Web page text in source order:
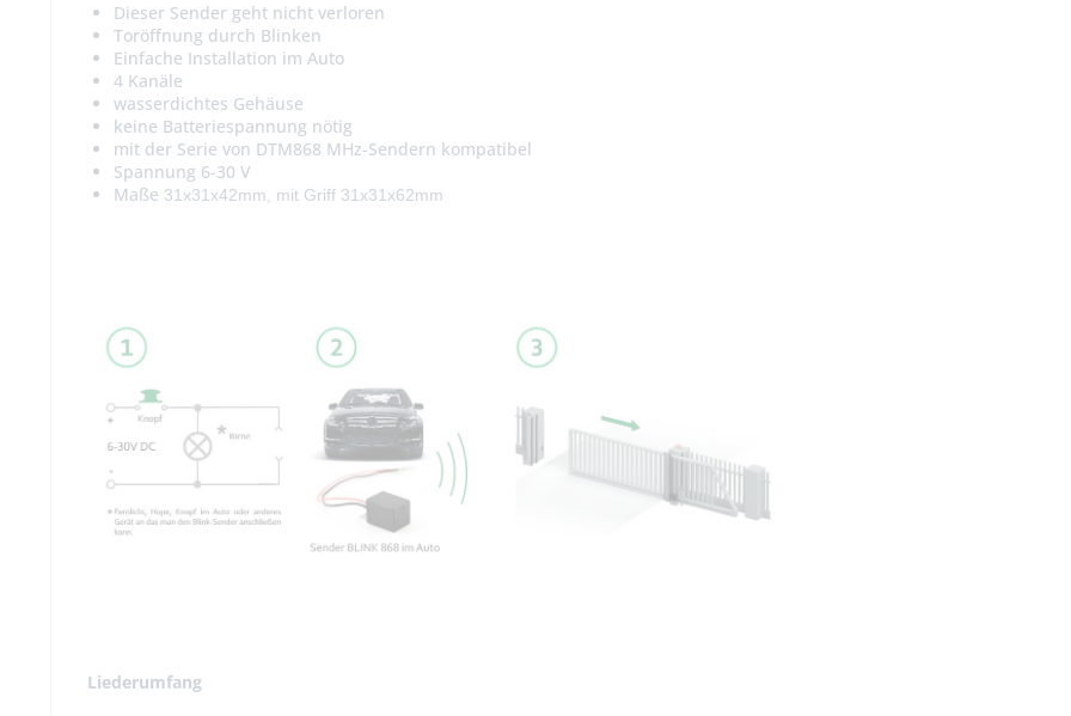
Dieser Sender geht nicht verloren
Toröffnung durch Blinken
Einfache Installation im Auto
4 Kanäle
wasserdichtes Gehäuse
keine Batteriespannung nötig
mit der Serie von DTM868 MHz-Sendern kompatibel
Spannung 6-30 V
Maße 31x31x42mm, mit Griff 31x31x62mm
Liederumfang